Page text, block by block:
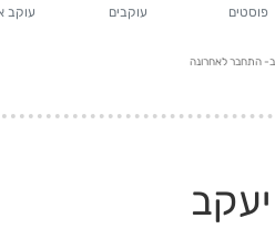
פוסטים עוקבים עוקב
התחבר לאחרונה